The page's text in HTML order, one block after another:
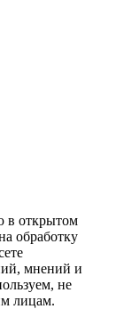
в открытом
обработку
мнений и
не
лицам.